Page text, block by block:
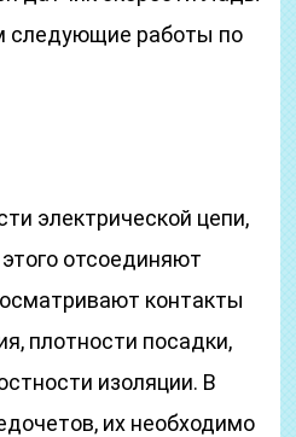
следующие работы по
электрической цепи,
отсоединяют
контакты
плотности посадки,
изоляции. В
их необходимо